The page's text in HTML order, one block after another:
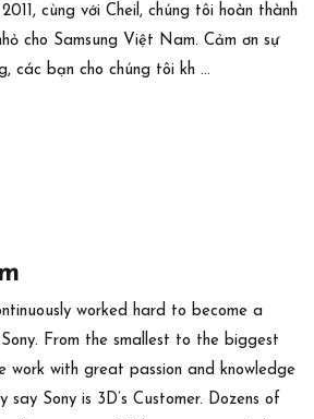
cùng với Cheil, chúng tôi hoàn thành
cho Samsung Việt Nam. Cảm ơn sự
các bạn cho chúng tôi kh …
worked hard to become a
From the smallest to the biggest
work with great passion and knowledge
Sony is 3D’s Customer. Dozens of